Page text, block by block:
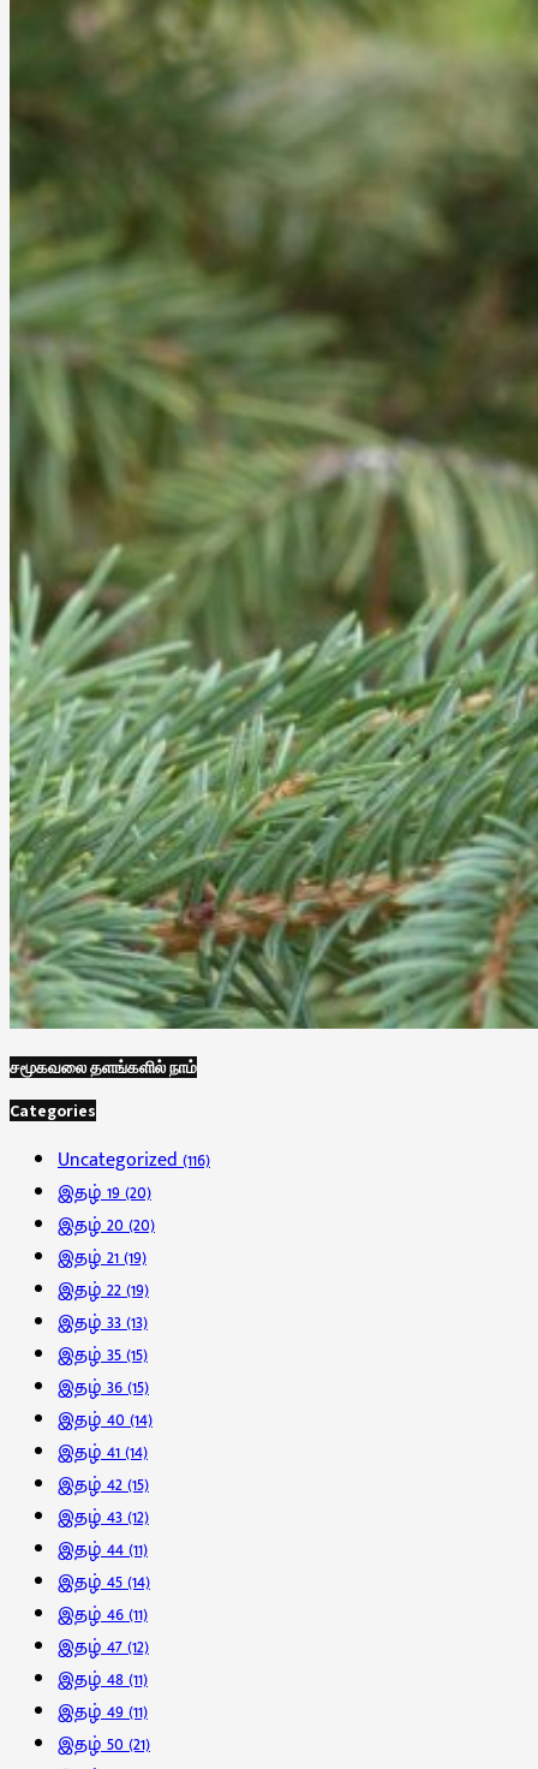
சமூகவலை தளங்களில் நாம்
Categories
Uncategorized(116)
இதழ் 19(20)
இதழ் 20(20)
இதழ் 21(19)
இதழ் 22(19)
இதழ் 33(13)
இதழ் 35(15)
இதழ் 36(15)
இதழ் 40(14)
இதழ் 41(14)
இதழ் 42(15)
இதழ் 43(12)
இதழ் 44(11)
இதழ் 45(14)
இதழ் 46(11)
இதழ் 47(12)
இதழ் 48(11)
இதழ் 49(11)
இதழ் 50(21)